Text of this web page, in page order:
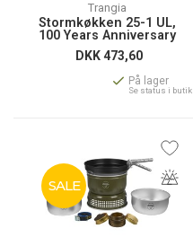
Trangia
Stormkøkken 25-1 UL,
100 Years Anniversary
DKK473,60
På lager
Se status i butik
SALE